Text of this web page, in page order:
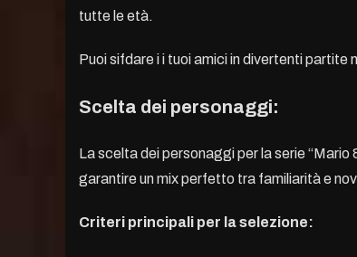
tutte le età.
Puoi sifdare i i tuoi amici in divertenti partite
Scelta dei personaggi:
La scelta dei personaggi per la serie
garantire un mix perfetto tra familiarità e
Criteri principali per la selezione: